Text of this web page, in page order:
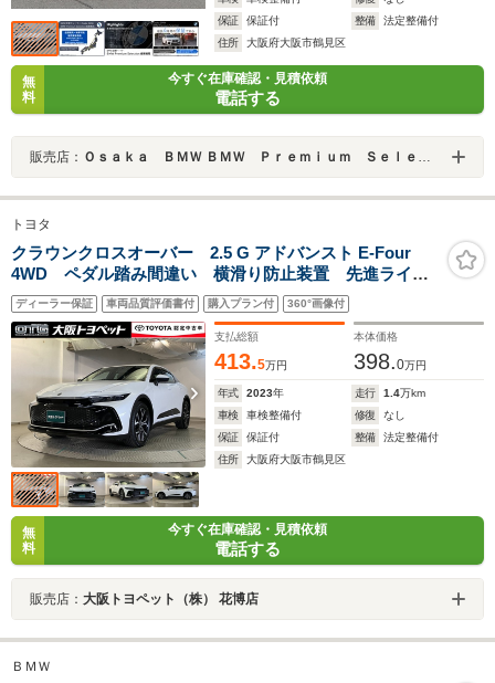
保証
保証付 整備
法定整備付
住所
大阪府大阪市鶴見区
無
料
今すぐ在庫確認・見積依頼
電話する
販売店： Ｏｓａｋａ ＢＭＷ ＢＭＷ Ｐｒｅｍｉｕｍ Ｓｅｌｅｃｔｉｏｎ 城東鶴見
トヨタ
クラウンクロスオーバー 2.5 G アドバンスト E-Four
4WD ペダル踏み間違い 横滑り防止装置 先進ライ
ト ブラインドスポットモニター パノラミックビュー
モニター 車線逸脱警報 TCナビ メディアプレイヤー
接続 AC100Vスイッチ ドラレコ ETC バックモニタ
ディーラー保証 車両品質評価書付 購入プラン付 360°画像付
支払総額
413.5万円
本体価格
398.0万円
年式 2023年 走行 1.4万km
車検
車検整備付 修復
なし
保証
保証付 整備
法定整備付
住所
大阪府大阪市鶴見区
無
料
今すぐ在庫確認・見積依頼
電話する
販売店： 大阪トヨペット（株） 花博店
ＢＭＷ